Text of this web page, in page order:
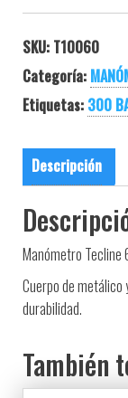
SKU: T10060
Categoría:
Etiquetas: 300
Descripción
Manómetro Tecline
Cuerpo de
durabilidad.
También